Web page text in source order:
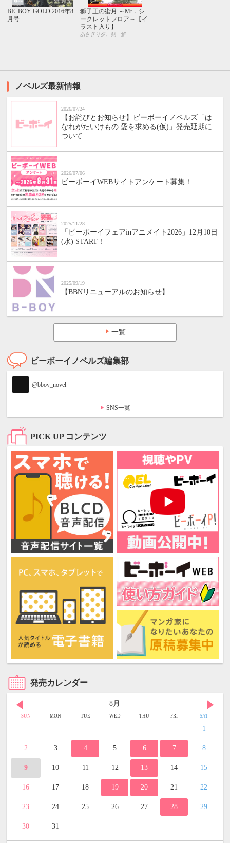
BE･BOY GOLD 2016年8
月号
獅子王の蜜月 ～Mr．シ
ークレットフロア～【イ
ラスト入り】
あさぎり夕、剣 解
ノベルズ最新情報
2026/07/24
【お詫びとお知らせ】ビーボーイノベルズ「は
なれがたいけもの 愛を求める(仮)」発売延期に
ついて
2026/07/06
ビーボーイWEBサイトアンケート募集！
2025/11/28
「ビーボーイフェアinアニメイト2026」12月10日
(水) START！
2025/09/19
【BBNリニューアルのお知らせ】
一覧
ビーボーイノベルズ編集部
@bboy_novel
SNS一覧
PICK UP コンテンツ
発売カレンダー
8月
SUN MON TUE WED THU FRI SAT
1
2 3 4 5 6 7 8
9 10 11 12 13 14 15
16 17 18 19 20 21 22
23 24 25 26 27 28 29
30 31